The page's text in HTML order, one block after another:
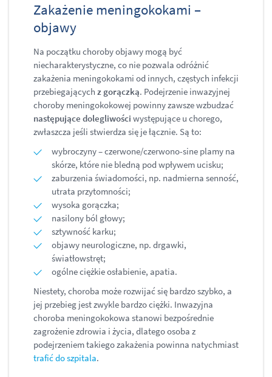
Zakażenie meningokokami –
objawy
Na początku choroby objawy mogą być
niecharakterystyczne, co nie pozwala odróżnić
zakażenia meningokokami od innych, częstych infekcji
przebiegających z gorączką. Podejrzenie inwazyjnej
choroby meningokokowej powinny zawsze wzbudzać
następujące dolegliwości występujące u chorego,
zwłaszcza jeśli stwierdza się je łącznie. Są to:
wybroczyny – czerwone/czerwono-sine plamy na
skórze, które nie bledną pod wpływem ucisku;
zaburzenia świadomości, np. nadmierna senność,
utrata przytomności;
wysoka gorączka;
nasilony ból głowy;
sztywność karku;
objawy neurologiczne, np. drgawki,
światłowstręt;
ogólne ciężkie osłabienie, apatia.
Niestety, choroba może rozwijać się bardzo szybko, a
jej przebieg jest zwykle bardzo ciężki. Inwazyjna
choroba meningokokowa stanowi bezpośrednie
zagrożenie zdrowia i życia, dlatego osoba z
podejrzeniem takiego zakażenia powinna natychmiast
trafić do szpitala.